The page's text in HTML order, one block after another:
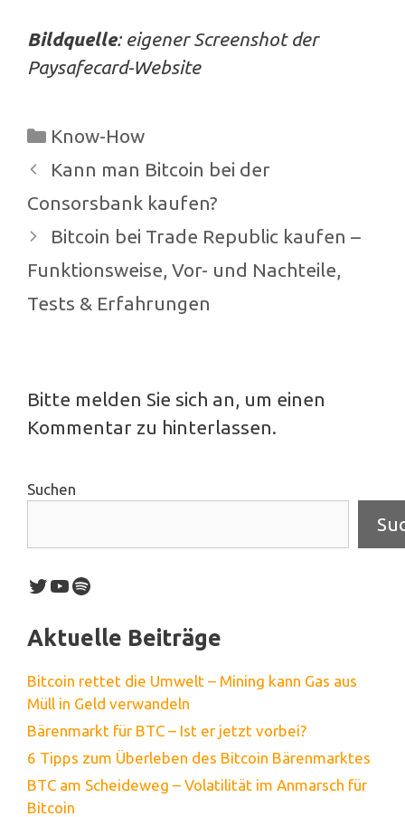
Bildquelle: eigener Screenshot der
Paysafecard-Website
Kategorien
Know-How
Beitrags-
Navigation
Kann man Bitcoin bei der
Consorsbank kaufen?
Bitcoin bei Trade Republic kaufen –
Funktionsweise, Vor- und Nachteile,
Tests & Erfahrungen
Bitte melden Sie sich an, um einen
Kommentar zu hinterlassen.
Suchen
Twitter
YouTube
Spotify
Aktuelle Beiträge
Bitcoin rettet die Umwelt – Mining kann Gas aus
Müll in Geld verwandeln
Bärenmarkt für BTC – Ist er jetzt vorbei?
6 Tipps zum Überleben des Bitcoin Bärenmarktes
BTC am Scheideweg – Volatilität im Anmarsch für
Bitcoin